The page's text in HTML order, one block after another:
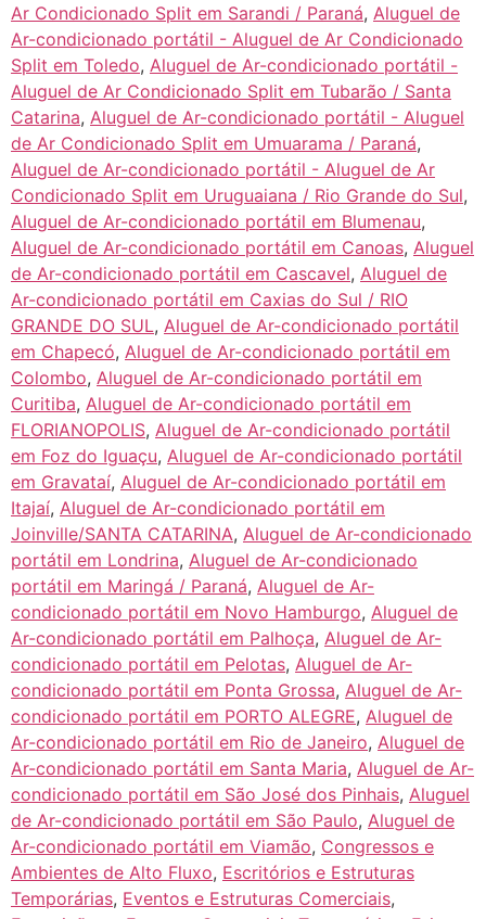
Ar Condicionado Split em Sarandi / Paraná, Aluguel de
Ar-condicionado portátil - Aluguel de Ar Condicionado
Split em Toledo, Aluguel de Ar-condicionado portátil -
Aluguel de Ar Condicionado Split em Tubarão / Santa
Catarina, Aluguel de Ar-condicionado portátil - Aluguel
de Ar Condicionado Split em Umuarama / Paraná,
Aluguel de Ar-condicionado portátil - Aluguel de Ar
Condicionado Split em Uruguaiana / Rio Grande do Sul,
Aluguel de Ar-condicionado portátil em Blumenau,
Aluguel de Ar-condicionado portátil em Canoas, Aluguel
de Ar-condicionado portátil em Cascavel, Aluguel de
Ar-condicionado portátil em Caxias do Sul / RIO
GRANDE DO SUL, Aluguel de Ar-condicionado portátil
em Chapecó, Aluguel de Ar-condicionado portátil em
Colombo, Aluguel de Ar-condicionado portátil em
Curitiba, Aluguel de Ar-condicionado portátil em
FLORIANOPOLIS, Aluguel de Ar-condicionado portátil
em Foz do Iguaçu, Aluguel de Ar-condicionado portátil
em Gravataí, Aluguel de Ar-condicionado portátil em
Itajaí, Aluguel de Ar-condicionado portátil em
Joinville/SANTA CATARINA, Aluguel de Ar-condicionado
portátil em Londrina, Aluguel de Ar-condicionado
portátil em Maringá / Paraná, Aluguel de Ar-
condicionado portátil em Novo Hamburgo, Aluguel de
Ar-condicionado portátil em Palhoça, Aluguel de Ar-
condicionado portátil em Pelotas, Aluguel de Ar-
condicionado portátil em Ponta Grossa, Aluguel de Ar-
condicionado portátil em PORTO ALEGRE, Aluguel de
Ar-condicionado portátil em Rio de Janeiro, Aluguel de
Ar-condicionado portátil em Santa Maria, Aluguel de Ar-
condicionado portátil em São José dos Pinhais, Aluguel
de Ar-condicionado portátil em São Paulo, Aluguel de
Ar-condicionado portátil em Viamão, Congressos e
Ambientes de Alto Fluxo, Escritórios e Estruturas
Temporárias, Eventos e Estruturas Comerciais,